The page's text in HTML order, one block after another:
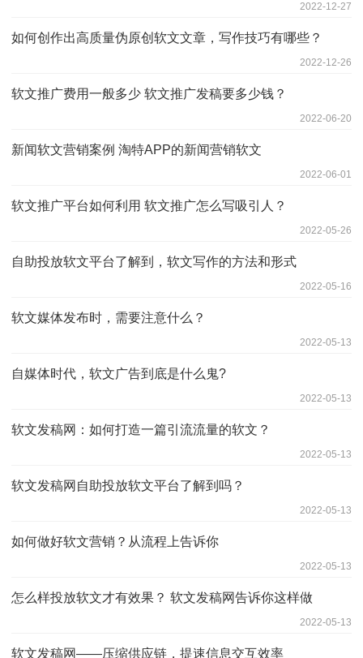
2022-12-27
如何创作出高质量伪原创软文文章，写作技巧有哪些？
2022-12-26
软文推广费用一般多少 软文推广发稿要多少钱？
2022-06-20
新闻软文营销案例 淘特APP的新闻营销软文
2022-06-01
软文推广平台如何利用 软文推广怎么写吸引人？
2022-05-26
自助投放软文平台了解到，软文写作的方法和形式
2022-05-16
软文媒体发布时，需要注意什么？
2022-05-13
自媒体时代，软文广告到底是什么鬼?
2022-05-13
软文发稿网：如何打造一篇引流流量的软文？
2022-05-13
软文发稿网自助投放软文平台了解到吗？
2022-05-13
如何做好软文营销？从流程上告诉你
2022-05-13
怎么样投放软文才有效果？ 软文发稿网告诉你这样做
2022-05-13
软文发稿网——压缩供应链，提速信息交互效率